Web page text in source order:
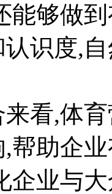
能够做
识度,
,体育
帮助企
企业与